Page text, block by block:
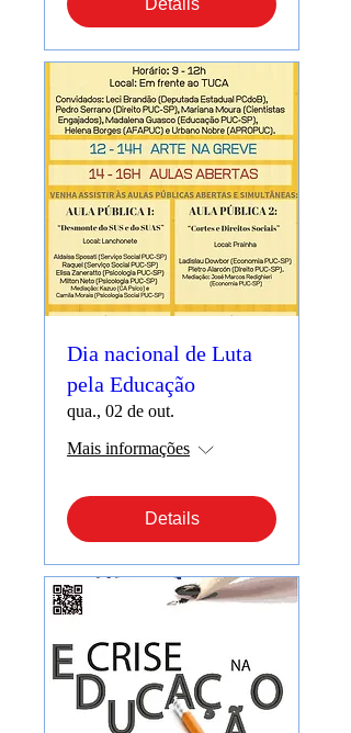
Details
Dia nacional de Luta
pela Educação
qua., 02 de out.
Mais informações
Details